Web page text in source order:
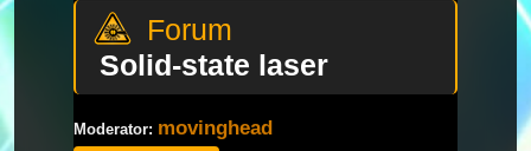
Solid-state laser
Moderator: movinghead